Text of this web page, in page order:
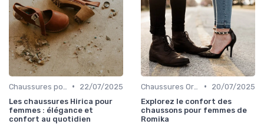
•
22/07/2025
Les chaussures Hirica pour
femmes : élégance et
confort au quotidien
•
20/07/2025
Explorez le confort des
chaussons pour femmes de
Romika